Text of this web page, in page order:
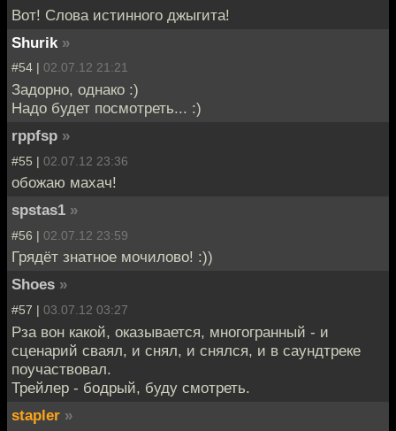
Вот! Слова истинного джыгита!
Shurik »
#54 | 02.07.12 21:21
Задорно, однако :)
Надо будет посмотреть... :)
rppfsp »
#55 | 02.07.12 23:36
обожаю махач!
spstas1 »
#56 | 02.07.12 23:59
Грядёт знатное мочилово! :))
Shoes »
#57 | 03.07.12 03:27
Рза вон какой, оказывается, многогранный - и
сценарий сваял, и снял, и снялся, и в саундтреке
поучаствовал.
Трейлер - бодрый, буду смотреть.
stapler »